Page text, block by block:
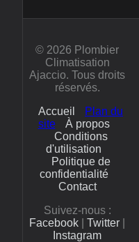
© 2026 Plombier
Climatisation
Ajaccio. Tous droits
réservés.
Accueil
Plan du
site
À propos
Conditions
d'utilisation
Politique de
confidentialité
Contact
Suivez-nous :
Facebook
Twitter
Instagram